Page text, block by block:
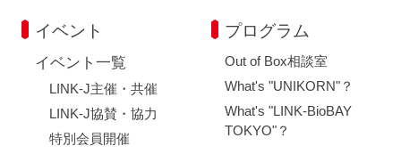
イベント
イベント一覧
LINK-J主催・共催
LINK-J協賛・協力
特別会員開催
プログラム
Out of Box相談室
What's "UNIKORN"？
What's "LINK-BioBAY
TOKYO"？